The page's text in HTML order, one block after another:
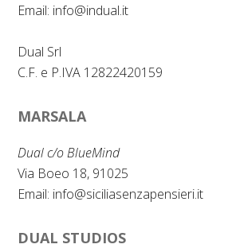
Email: info@indual.it
Dual Srl
C.F. e P.IVA 12822420159
MARSALA
Dual c/o BlueMind
Via Boeo 18, 91025
Email: info@siciliasenzapensieri.it
DUAL STUDIOS